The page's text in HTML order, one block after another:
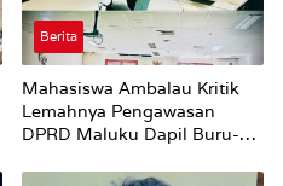
Berita
Mahasiswa Ambalau Kritik
Lemahnya Pengawasan
DPRD Maluku Dapil Buru-
Perubahan Status Jalan